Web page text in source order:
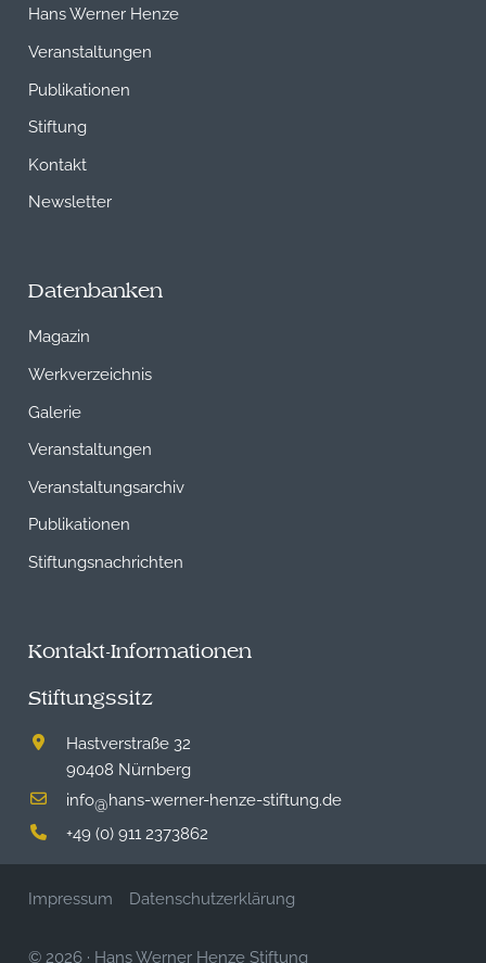
Hans Werner Henze
Veranstaltungen
Publikationen
Stiftung
Kontakt
Newsletter
Datenbanken
Magazin
Werkverzeichnis
Galerie
Veranstaltungen
Veranstaltungsarchiv
Publikationen
Stiftungsnachrichten
Kontakt-Informationen
Stiftungssitz
Hastverstraße 32
90408 Nürnberg
info@hans-werner-henze-stiftung.de
+49 (0) 911 2373862
Impressum Datenschutzerklärung
© 2026 · Hans Werner Henze Stiftung